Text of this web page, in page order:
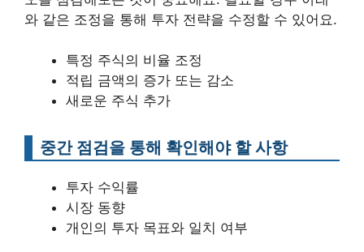
와 같은 조정을 통해 투자 전략을 수정할 수 있어요.
특정 주식의 비율 조정
적립 금액의 증가 또는 감소
새로운 주식 추가
중간 점검을 통해 확인해야 할 사항
투자 수익률
시장 동향
개인의 투자 목표와 일치 여부